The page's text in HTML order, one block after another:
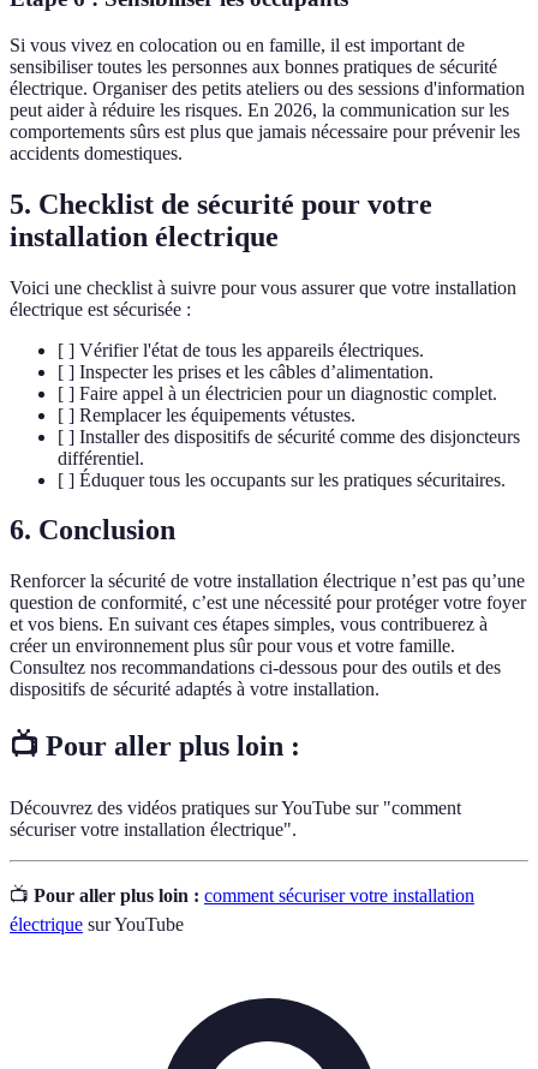
Si vous vivez en colocation ou en famille, il est important de
sensibiliser toutes les personnes aux bonnes pratiques de sécurité
électrique. Organiser des petits ateliers ou des sessions d'information
peut aider à réduire les risques. En 2026, la communication sur les
comportements sûrs est plus que jamais nécessaire pour prévenir les
accidents domestiques.
5. Checklist de sécurité pour votre
installation électrique
Voici une checklist à suivre pour vous assurer que votre installation
électrique est sécurisée :
[ ] Vérifier l'état de tous les appareils électriques.
[ ] Inspecter les prises et les câbles d’alimentation.
[ ] Faire appel à un électricien pour un diagnostic complet.
[ ] Remplacer les équipements vétustes.
[ ] Installer des dispositifs de sécurité comme des disjoncteurs
différentiel.
[ ] Éduquer tous les occupants sur les pratiques sécuritaires.
6. Conclusion
Renforcer la sécurité de votre installation électrique n’est pas qu’une
question de conformité, c’est une nécessité pour protéger votre foyer
et vos biens. En suivant ces étapes simples, vous contribuerez à
créer un environnement plus sûr pour vous et votre famille.
Consultez nos recommandations ci-dessous pour des outils et des
dispositifs de sécurité adaptés à votre installation.
📺 Pour aller plus loin :
Découvrez des vidéos pratiques sur YouTube sur "comment
sécuriser votre installation électrique".
📺 Pour aller plus loin : comment sécuriser votre installation
électrique sur YouTube